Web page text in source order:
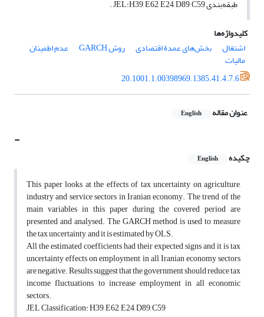
طبقه‌بندی JEL:H39, E62, E24, D89, C59 .
کلیدواژه‌ها
اشتغال
بخش‌های عمدة اقتصادی روش GARCH عدم اطمینان
مالیات
20.1001.1.00398969.1385.41.4.7.6
عنوان مقاله English
-
چکیده English
This paper looks at the effects of tax uncertainty on agriculture,
industry and service sectors in Iranian economy. The trend of the
main variables in this paper during the covered period are
presented and analysed. The GARCH method is used to measure
the tax uncertainty, and it is estimated by OLS.
All the estimated coefficients had their expected signs and it is tax
uncertainty effects on employment in all Iranian economy sectors
are negative. Results suggest that the government should reduce tax
income fluctuations to increase employment in all economic
sectors.
JEL Classification: H39, E62, E24, D89, C59